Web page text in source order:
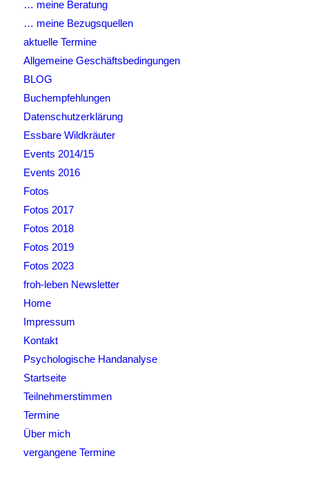
… meine Beratung
… meine Bezugsquellen
aktuelle Termine
Allgemeine Geschäftsbedingungen
BLOG
Buchempfehlungen
Datenschutzerklärung
Essbare Wildkräuter
Events 2014/15
Events 2016
Fotos
Fotos 2017
Fotos 2018
Fotos 2019
Fotos 2023
froh-leben Newsletter
Home
Impressum
Kontakt
Psychologische Handanalyse
Startseite
Teilnehmerstimmen
Termine
Über mich
vergangene Termine